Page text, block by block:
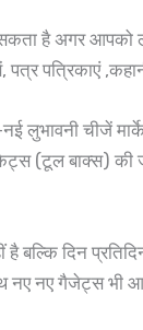
है अगर
पत्रिकाएं
चीजें
(टूल बाक्स)
बल्कि दिन
नए नए गैजेट्स भी